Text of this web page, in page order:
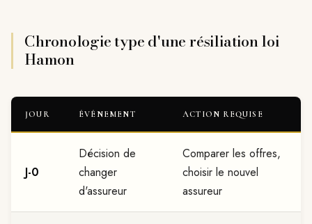
Chronologie type d'une résiliation loi
Hamon
JOUR ÉVÉNEMENT ACTION REQUISE
J-0
Décision de
changer
d'assureur
Comparer les offres,
choisir le nouvel
assureur